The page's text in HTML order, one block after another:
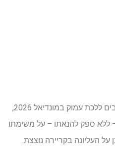
הסוסים האפלים של מבקרים רבים ללכת עמוק במונדיאל 2026,
ללא ספק להנאתו – על משימתו
העליונה בקריירה נוצצת.